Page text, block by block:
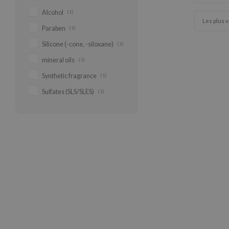
Alcohol (1)
Paraben (1)
Silicone (-cone, -siloxane) (1)
mineral oils (1)
Synthetic fragrance (1)
Sulfates (SLS/SLES) (1)
Les plus